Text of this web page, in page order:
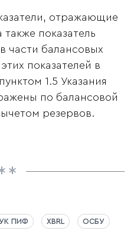
отражающие
показатель
части балансовых
показателей в
1.5 Указания
по балансовой
резервов.
ПИФ XBRL ОСБУ